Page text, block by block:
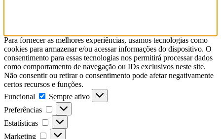
Para fornecer as melhores experiências, usamos tecnologias como
cookies para armazenar e/ou acessar informações do dispositivo. O
consentimento para essas tecnologias nos permitirá processar dados
como comportamento de navegação ou IDs exclusivos neste site.
Não consentir ou retirar o consentimento pode afetar negativamente
certos recursos e funções.
Funcional
Funcional
Sempre ativo
Preferências
Preferências
Estatísticas Estatísticas
Marketing Marketing